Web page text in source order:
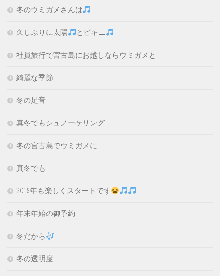
冬のウミガメさんは
久しぶりに太陽 とビキニ
社員旅行で宮古島にお越しならウミガメと
綺麗な季節
冬の足音
真冬でもシュノーケリング
冬の宮古島でウミガメに
真冬でも
2018年も楽しくスタートです
年末年始の御予約
冬だから
冬の透明度